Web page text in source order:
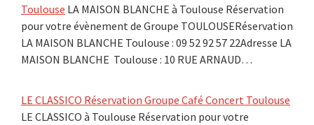
Toulouse LA MAISON BLANCHE à Toulouse Réservation
pour votre évènement de Groupe TOULOUSERéservation
LA MAISON BLANCHE Toulouse : 09 52 92 57 22Adresse LA
MAISON BLANCHE Toulouse : 10 RUE ARNAUD…
LE CLASSICO Réservation Groupe Café Concert Toulouse
LE CLASSICO à Toulouse Réservation pour votre